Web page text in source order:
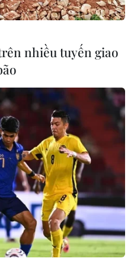
nhiều tuyến giao